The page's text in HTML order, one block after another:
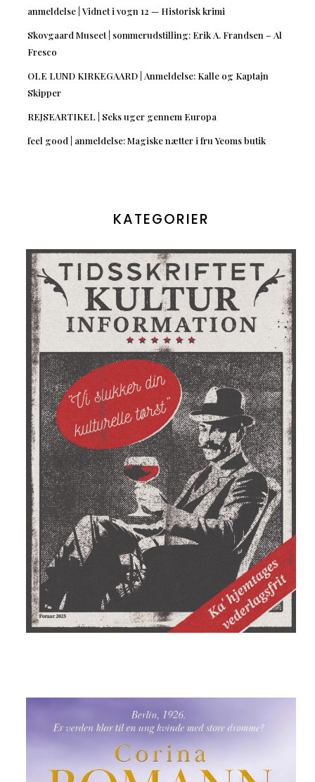
anmeldelse | Vidnet i vogn 12 — Historisk krimi
Skovgaard Museet | sommerudstilling: Erik A. Frandsen – Al
Fresco
OLE LUND KIRKEGAARD | Anmeldelse: Kalle og Kaptajn
Skipper
REJSEARTIKEL | Seks uger gennem Europa
feel good | anmeldelse: Magiske nætter i fru Yeoms butik
KATEGORIER